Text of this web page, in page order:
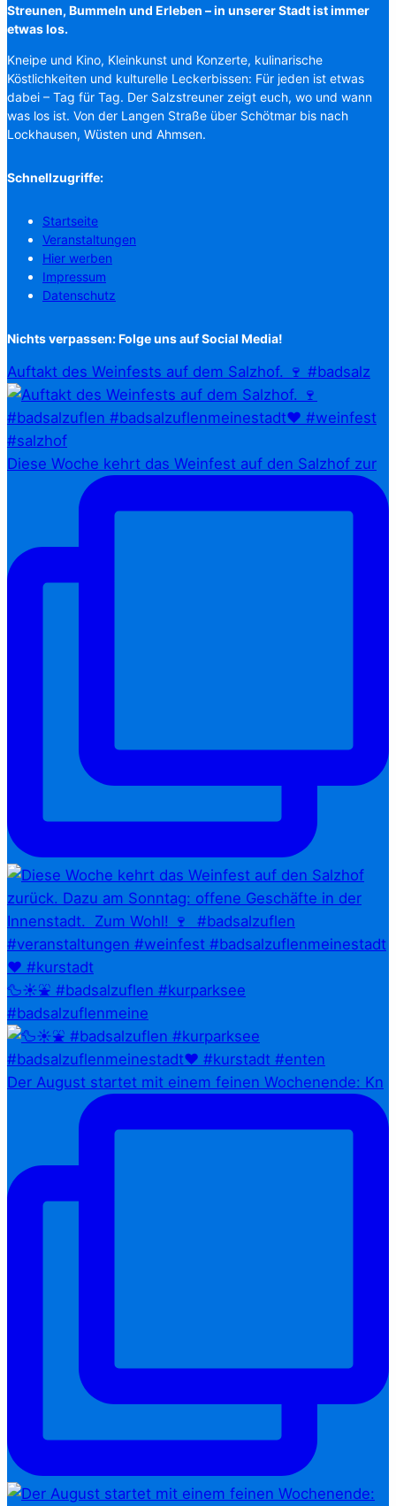
Streunen, Bummeln und Erleben – in unserer Stadt ist immer
etwas los.
Kneipe und Kino, Kleinkunst und Konzerte, kulinarische
Köstlichkeiten und kulturelle Leckerbissen: Für jeden ist etwas
dabei – Tag für Tag. Der Salzstreuner zeigt euch, wo und wann
was los ist. Von der Langen Straße über Schötmar bis nach
Lockhausen, Wüsten und Ahmsen.
Schnellzugriffe:
Startseite
Veranstaltungen
Hier werben
Impressum
Datenschutz
Nichts verpassen: Folge uns auf Social Media!
Auftakt des Weinfests auf dem Salzhof. 🍷 #badsalz
Diese Woche kehrt das Weinfest auf den Salzhof zur
🦆☀️⛲ #badsalzuflen #kurparksee
#badsalzuflenmeine
Der August startet mit einem feinen Wochenende: Kn